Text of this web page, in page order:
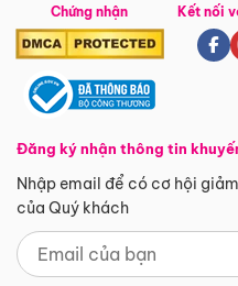
Chứng nhận
Đăng ký nhận thông tin
Nhập email để có cơ hội
của Quý khách
Kết nối